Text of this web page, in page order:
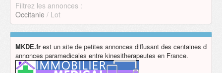
Filtrez les annonces :
Occitanie / Lot
MKDE.fr est un site de petites annonces diffusant des centaines d
annonces paramedicales entre kinesitherapeutes en France.